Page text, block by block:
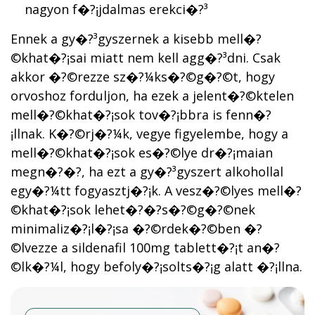
nagyon f�?¡jdalmas erekci�?³
Ennek a gy�?³gyszernek a kisebb mell�?
©khat�?¡sai miatt nem kell agg�?³dni. Csak
akkor �?©rezze sz�?¼ks�?©g�?©t, hogy
orvoshoz forduljon, ha ezek a jelent�?©ktelen
mell�?©khat�?¡sok tov�?¡bbra is fenn�?
¡llnak. K�?©rj�?¼k, vegye figyelembe, hogy a
mell�?©khat�?¡sok es�?©lye dr�?¡maian
megn�?�?, ha ezt a gy�?³gyszert alkohollal
egy�?¼tt fogyasztj�?¡k. A vesz�?©lyes mell�?
©khat�?¡sok lehet�?�?s�?©g�?©nek
minimaliz�?¡l�?¡sa �?©rdek�?©ben �?
©lvezze a sildenafil 100mg tablett�?¡t an�?
©lk�?¼l, hogy befoly�?¡solts�?¡g alatt �?¡llna.